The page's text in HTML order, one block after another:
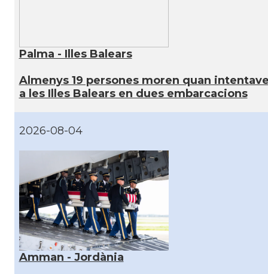
Palma - Illes Balears
Almenys 19 persones moren quan
a les Illes Balears en dues embarcacions
2026-08-04
Amman - Jordània